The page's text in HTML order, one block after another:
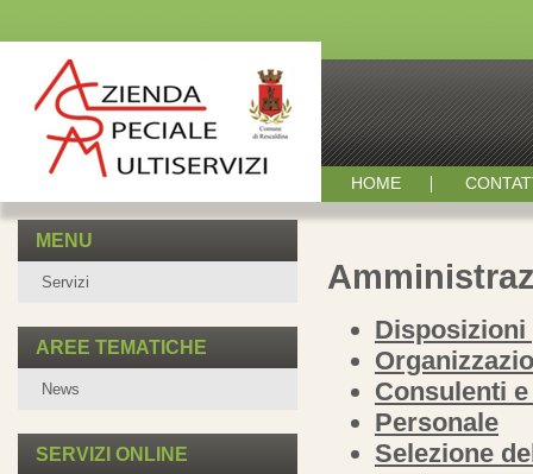
HOME
MENU
Servizi
AREE TEMATICHE
News
SERVIZI ONLINE
Disposizioni
Consulenti
Personale
Selezione